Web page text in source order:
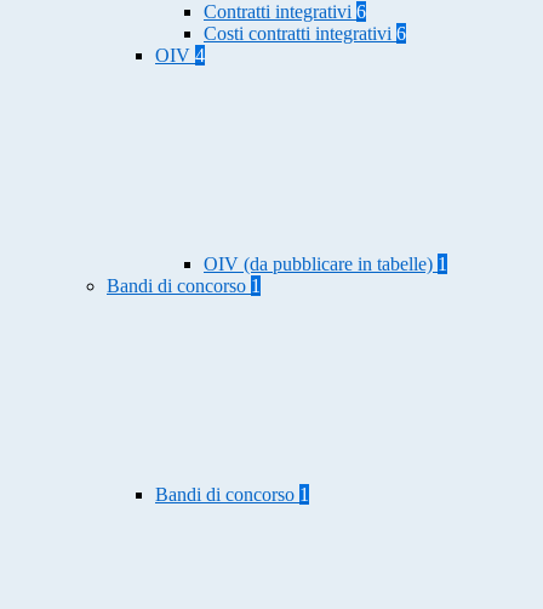
Contratti integrativi 6
Costi contratti integrativi 6
OIV 4
OIV (da pubblicare in tabelle) 1
Bandi di concorso 1
Bandi di concorso 1